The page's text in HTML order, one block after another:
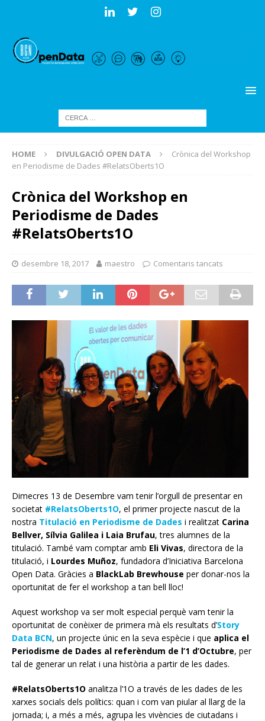
HOME DIVULGACIÓ OPEN DATA
Crònica del Workshop
en Periodisme de Dades #RelatsOberts1O
Crònica del Workshop en
Periodisme de Dades
#RelatsOberts1O
desembre 18, 2017 maestro Comentaris tancats
Dimecres 13 de Desembre vam tenir l’orgull de presentar en
societat #RelatsOberts1O, el primer projecte nascut de la
nostra Titulació en Periodisme de Dades i realitzat Carina
Bellver, Sílvia Galilea i Laia Brufau, tres alumnes de la
titulació. També vam comptar amb Eli Vivas, directora de la
titulació, i Lourdes Muñoz, fundadora d’Iniciativa Barcelona
Open Data. Gràcies a BlackLab Brewhouse per donar-nos la
oportunitat de fer el workshop a tan bell lloc!
Aquest workshop va ser molt especial perquè vam tenir la
oportunitat de conèixer de primera mà els resultats d’Story
Data BCN, un projecte únic en la seva espècie i que aplica el
Periodisme de Dades al referèndum de l’1 d’Octubre, per
tal de generar un relat i una història a partir de les dades.
#RelatsOberts1O analitza l’1O a través de les dades de les
xarxes socials dels polítics: quan i com van piular al llarg de la
jornada; i, a més a més, agrupa les vivències de ciutadans i